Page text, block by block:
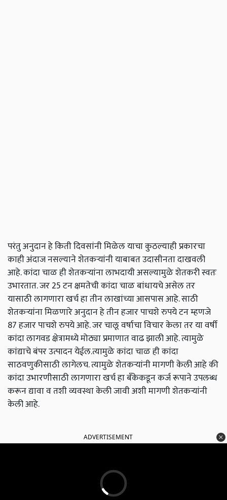
परंतु अनुदान हे किती दिवसांनी मिळेल याचा कुठल्याही प्रकारचा
काही अंदाज नसल्याने शेतकऱ्यांनी याबाबत उदासीनता दाखवली
आहे. कांदा चाळ ही शेतकऱ्यांना लाभदायी असल्यामुळे शेतकरी स्वतः
उभारतात. जर 25 टन क्षमतेची कांदा चाळ बांधायचे असेल तर
यासाठी लागणारा खर्च हा तीन लाखांच्या आसपास आहे. साठी
शेतकऱ्यांना मिळणारे अनुदान हे तीन हजार पाचशे रुपये टन म्हणजे
87 हजार पाचशे रुपये आहे. जर चालू वर्षाचा विचार केला तर या वर्षी
कांदा लागवड क्षेत्रामध्ये मोठ्या प्रमाणात वाढ झाली आहे. त्यामुळे
कांद्याचे बंपर उत्पादन येईल.त्यामुळे कांदा चाळ ही कांदा
साठवणुकीसाठी लागेलच. त्यामुळे शेतकऱ्यांनी मागणी केली आहे की
कांदा उभारणीसाठी लागणारा खर्च हा बँकेकडून कर्ज रूपाने उपलब्ध
करून द्यावा व तशी व्यवस्था केली जावी अशी मागणी शेतकऱ्यांनी
केली आहे.